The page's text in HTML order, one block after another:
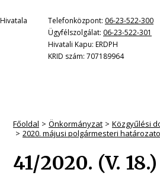
Telefonközpont: 06-23-522-300
Ügyfélszolgálat: 06-23-522-301
Hivatali Kapu: ERDPH
KRID szám: 707189964
Főoldal Önkormányzat Közgyűlési
2020. májusi polgármesteri
41/2020. (V.